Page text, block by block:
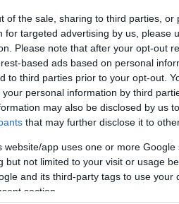
of the sale, sharing to third parties,
for targeted advertising by us, please
Please note that after your opt-out
based ads based on personal
to third parties prior to your opt-out.
personal information by third
may also be disclosed by us
that may further disclose it to
website/app uses one or more
but not limited to your visit or usage
and its third-party tags to use your
section.